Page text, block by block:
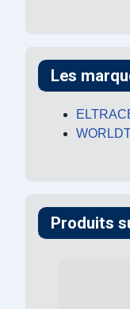
Les
Produits